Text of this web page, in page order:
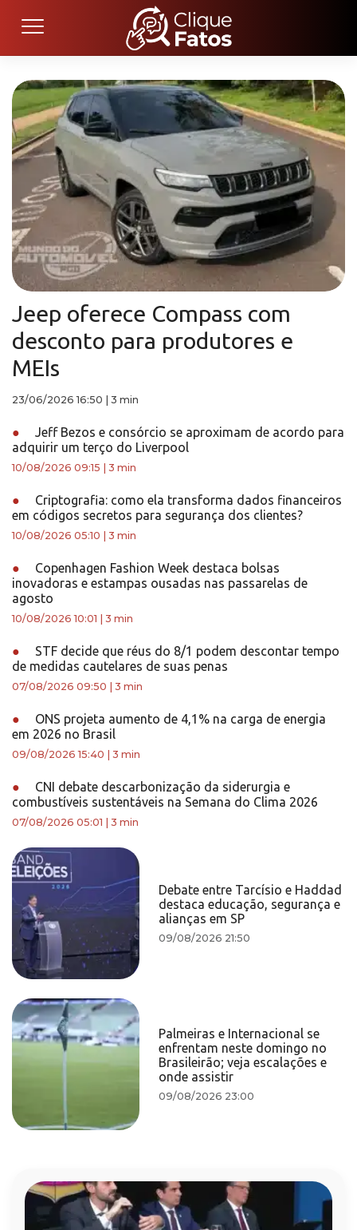
Jeep oferece Compass com
desconto para produtores e
MEIs
23/06/2026 16:50 3 min
●
Jeff Bezos e consórcio se aproximam de acordo para
adquirir um terço do Liverpool
10/08/2026 09:15 3 min
●
Criptografia: como ela transforma dados financeiros
em códigos secretos para segurança dos clientes?
10/08/2026 05:10 3 min
●
Copenhagen Fashion Week destaca bolsas
inovadoras e estampas ousadas nas passarelas de
agosto
10/08/2026 10:01 3 min
●
STF decide que réus do 8/1 podem descontar tempo
de medidas cautelares de suas penas
07/08/2026 09:50 3 min
●
ONS projeta aumento de 4,1% na carga de energia
em 2026 no Brasil
09/08/2026 15:40 3 min
●
CNI debate descarbonização da siderurgia e
combustíveis sustentáveis na Semana do Clima 2026
07/08/2026 05:01 3 min
Debate entre Tarcísio e Haddad
destaca educação, segurança e
alianças em SP
09/08/2026 21:50
Palmeiras e Internacional se
enfrentam neste domingo no
Brasileirão; veja escalações e
onde assistir
09/08/2026 23:00